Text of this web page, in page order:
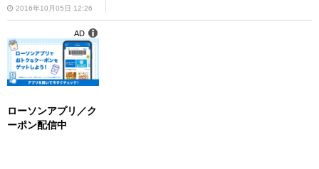
2016年10月05日 12:26
ローソンアプリ／ク
ーポン配信中
AD